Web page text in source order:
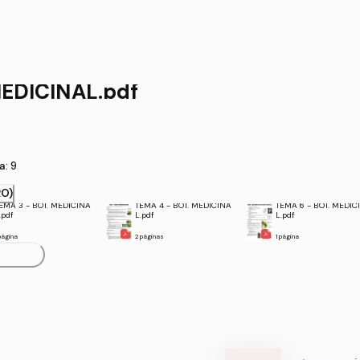
MEDICINAL.pdf
17 Nota: 9
3 - BOT. MEDICINA
TEMA 4 - BOT. MEDICINA
L.pdf
2 páginas
TEMA 6 - BOT.
L.pdf
1 página